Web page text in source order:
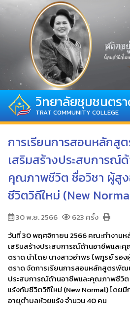
วิทยาลัยชุมชนตร
TRAT COMMUNITY COLLEGE
การเรียนการสอนหลักสู
เสริมสร้างประสบการณ์
คุณภาพชีวิต ชื่อวิชา ผู้สู
ชีวิตวิถีใหม่ (New
30 พ.ย. 2566
623 ครั้ง
วันที่ 30 พฤศจิกายน 2566 คณะทำงาน
เสริมสร้างประสบการณ์ด้านอาชีพและ
ตราด นำโดย นางสาวอำพร ไพฑูรย์ รอ
ตราด จัดการเรียนการสอนหลักสูตรพัฒ
ประสบการณ์ด้านอาชีพและคุณภาพชีวิ
แร้งกับชีวิตวิถีใหม่ (New Normal) โดย
อายุตำบลห้วยแร้ง จำนวน 40 คน